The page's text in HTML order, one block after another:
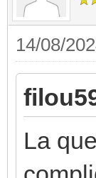
14/08/
La